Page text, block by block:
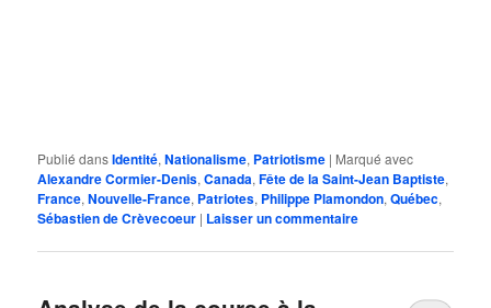
Publié dansIdentité,Nationalisme, Patriotisme | Marqué avec
Alexandre Cormier-Denis,Canada,Fête de la Saint-Jean Baptiste,
France,Nouvelle-France, Patriotes, Philippe Plamondon,Québec,
Sébastien de Crèvecoeur | Laisser un commentaire